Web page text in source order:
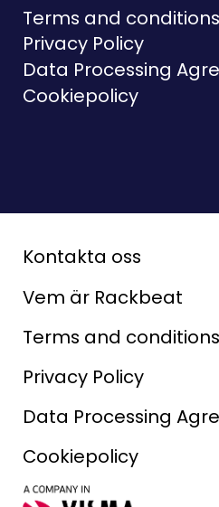
Terms and conditions
Privacy Policy
Data Processing
Cookiepolicy
Kontakta oss
Vem är Rackbeat
Terms and conditions
Privacy Policy
Data Processing
Cookiepolicy